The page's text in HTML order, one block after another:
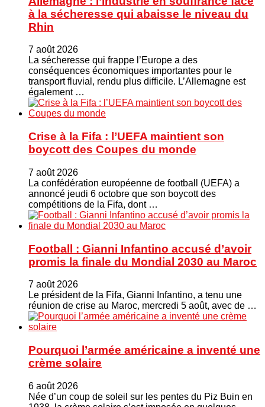
à la sécheresse qui abaisse le niveau du
Rhin
7 août 2026
La sécheresse qui frappe l’Europe a des
conséquences économiques importantes pour le
transport fluvial, rendu plus difficile. L’Allemagne est
également …
Crise à la Fifa : l’UEFA maintient son
boycott des Coupes du monde
7 août 2026
La confédération européenne de football (UEFA) a
annoncé jeudi 6 octobre que son boycott des
compétitions de la Fifa, dont …
Football : Gianni Infantino accusé d’avoir
promis la finale du Mondial 2030 au Maroc
7 août 2026
Le président de la Fifa, Gianni Infantino, a tenu une
réunion de crise au Maroc, mercredi 5 août, avec de …
Pourquoi l’armée américaine a inventé une
crème solaire
6 août 2026
Née d’un coup de soleil sur les pentes du Piz Buin en